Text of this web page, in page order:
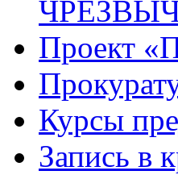
Проект
Курсы
Запись в